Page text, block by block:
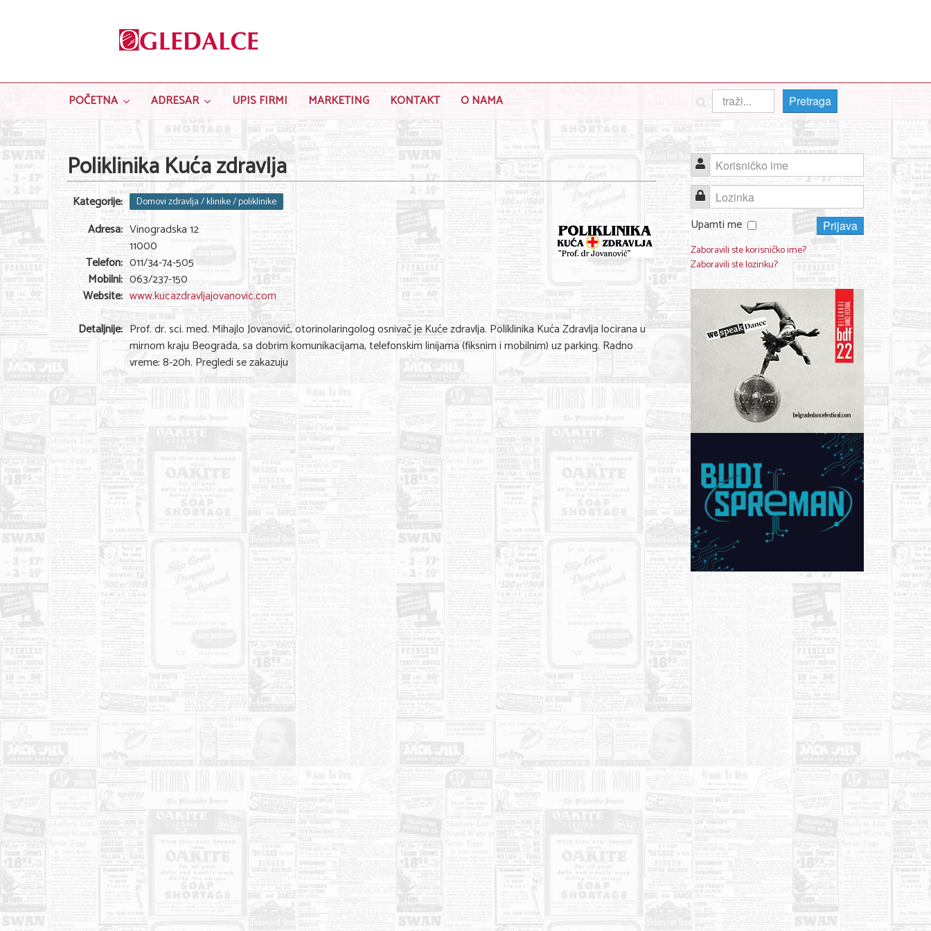
POČETNA ADRESAR UPIS FIRMI MARKETING KONTAKT O NAMA Pretraga
Poliklinika Kuća zdravlja
Kategorije: Domovi zdravlja / klinike / poliklinike
Adresa: Vinogradska 12
11000
Telefon: 011/34-74-505
Mobilni: 063/237-150
Website: www.kucazdravljajovanovic.com
Detaljnije: Prof. dr. sci. med. Mihajlo Jovanović, otorinolaringolog osnivač je Kuće zdravlja. Poliklinika Kuća Zdravlja locirana u
mirnom kraju Beograda, sa dobrim komunikacijama, telefonskim linijama (fiksnim i mobilnim) uz parking. Radno
vreme: 8-20h. Pregledi se zakazuju
Korisničko ime
Lozinka
Upamti me
Prijava
Zaboravili ste korisničko ime?
Zaboravili ste lozinku?